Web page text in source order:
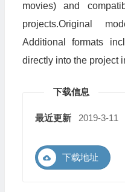
movies) and
projects.Original
Additional formats
directly into the project
下载信息
最近更新 2019-3-11
下载地址